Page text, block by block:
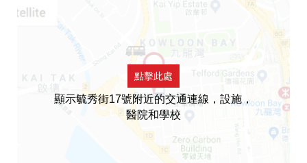
點擊此處
顯示毓秀街17號附近的交通連線，設施，
醫院和學校